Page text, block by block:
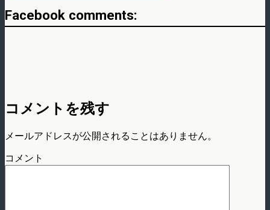
Facebook comments:
コメントを残す
メールアドレスが公開されることはありません。
コメント